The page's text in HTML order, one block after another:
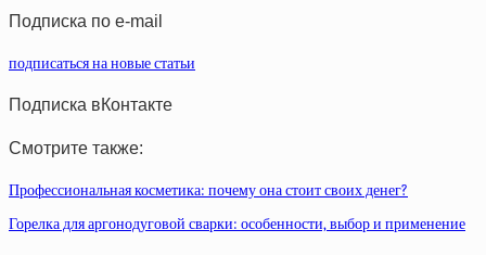
Подписка по e-mail
подписаться на новые статьи
Подписка вКонтакте
Смотрите также:
Профессиональная косметика: почему она стоит своих денег?
Горелка для аргонодуговой сварки: особенности, выбор и применение